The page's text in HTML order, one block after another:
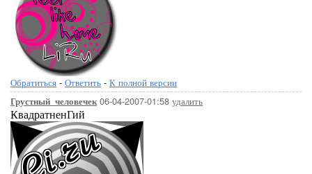
Обратиться - Ответить - К полной версии
Грустный_человечек06-04-2007-01:58 удалить
КвадратненГий